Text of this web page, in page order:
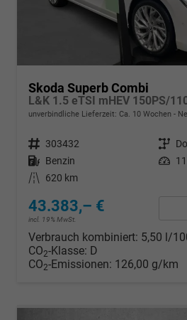
Skoda Superb Combi
L&K 1.5 eTSI mHEV 150PS/
unverbindliche Lieferzeit: Ca. 10 Wochen
Fahrzeugnr. 303432 Getriebe
Kraftstoff Benzin Leistung
Kilometerstand
620 km
43.383,– €
incl. 19% MwSt.
Verbrauch kombiniert: 5,50 l/
CO2-Klasse: D
CO2-Emissionen: 126,00 g/km